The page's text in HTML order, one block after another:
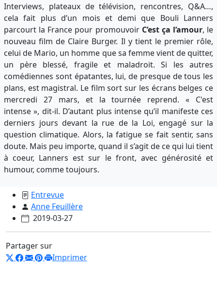
Interviews, plateaux de télévision, rencontres, Q&A…,
cela fait plus d’un mois et demi que Bouli Lanners
parcourt la France pour promouvoir C’est ça l’amour, le
nouveau film de Claire Burger. Il y tient le premier rôle,
celui de Mario, un homme que sa femme vient de quitter,
un père blessé, fragile et maladroit. Si les autres
comédiennes sont épatantes, lui, de presque de tous les
plans, est magistral. Le film sort sur les écrans belges ce
mercredi 27 mars, et la tournée reprend. « C'est
intense », dit-il. D’autant plus intense qu’il manifeste ces
derniers jours devant la rue de la Loi, engagé sur la
question climatique. Alors, la fatigue se fait sentir, sans
doute. Mais peu importe, quand il s’agit de ce qui lui tient
à coeur, Lanners est sur le front, avec générosité et
humour, comme toujours.
Entrevue
Anne Feuillère
2019-03-27
Partager sur
Imprimer